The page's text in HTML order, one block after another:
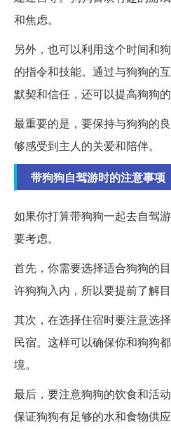
和焦虑。
另外，也可以利用这个时间和
的指令和技能。通过与狗狗的
默契和信任，还可以提高狗狗的
最重要的是，要保持与狗狗的
够感受到主人的关爱和陪伴。
带狗狗自驾游时的注意事项
如果你打算带狗狗一起去自驾
要考虑。
首先，你需要选择适合狗狗的
许狗狗入内，所以要提前了解目
其次，在选择住宿时要注意选
民宿。这样可以确保你和狗狗
境。
最后，要注意狗狗的饮食和活
保证狗狗有足够的水和食物供